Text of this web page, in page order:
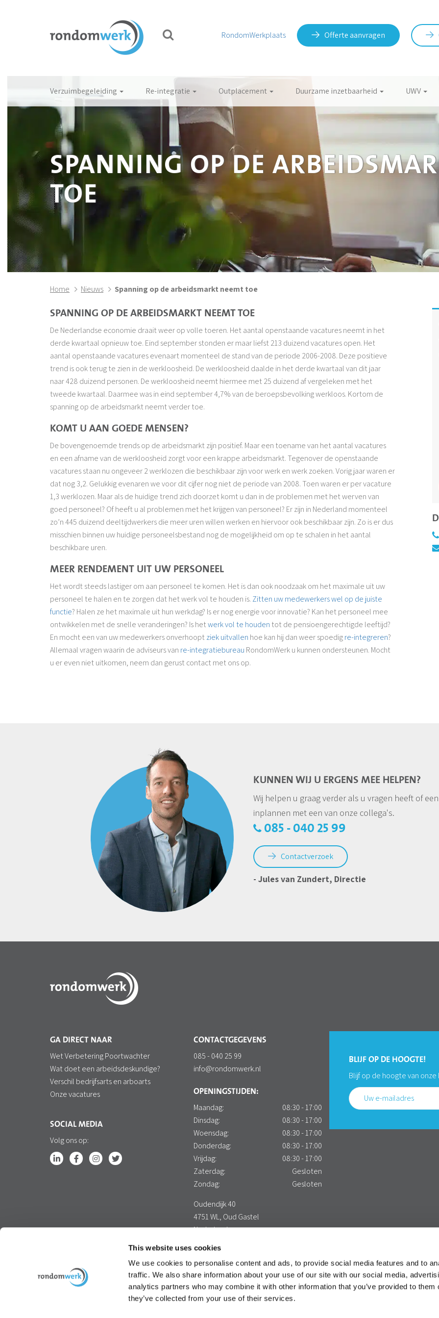
This website uses cookies
We use cookies to personalise content and ads, to provide social media features and to
traffic. We also share information about your use of our site with our social media,
analytics partners who may combine it with other information that you’ve provided to them
they’ve collected from your use of their services.
RondomWerkplaats Offerte aanvragen
Verzuimbegeleiding Re-integratie Outplacement Duurzame inzetbaarheid UWV
SPANNING OP DE
TOE
Home Nieuws Spanning op de arbeidsmarkt neemt toe
SPANNING OP DE ARBEIDSMARKT NEEMT TOE
De Nederlandse economie draait weer op volle toeren. Het aantal openstaande vacatures neemt in het
derde kwartaal opnieuw toe. Eind september stonden er maar liefst 213 duizend vacatures open. Het
aantal openstaande vacatures evenaart momenteel de stand van de periode 2006-2008. Deze positieve
trend is ook terug te zien in de werkloosheid. De werkloosheid daalde in het derde kwartaal van dit jaar
naar 428 duizend personen. De werkloosheid neemt hiermee met 25 duizend af vergeleken met het
tweede kwartaal. Daarmee was in eind september 4,7% van de beroepsbevolking werkloos. Kortom de
spanning op de arbeidsmarkt neemt verder toe.
KOMT U AAN GOEDE MENSEN?
De bovengenoemde trends op de arbeidsmarkt zijn positief. Maar een toename van het aantal vacatures
en een afname van de werkloosheid zorgt voor een krappe arbeidsmarkt. Tegenover de openstaande
vacatures staan nu ongeveer 2 werklozen die beschikbaar zijn voor werk en werk zoeken. Vorig jaar waren er
dat nog 3,2. Gelukkig evenaren we voor dit cijfer nog niet de periode van 2008. Toen waren er per vacature
1,3 werklozen. Maar als de huidige trend zich doorzet komt u dan in de problemen met het werven van
goed personeel? Of heeft u al problemen met het krijgen van personeel? Er zijn in Nederland momenteel
zo’n 445 duizend deeltijdwerkers die meer uren willen werken en hiervoor ook beschikbaar zijn. Zo is er dus
misschien binnen uw huidige personeelsbestand nog de mogelijkheid om op te schalen in het aantal
beschikbare uren.
MEER RENDEMENT UIT UW PERSONEEL
Het wordt steeds lastiger om aan personeel te komen. Het is dan ook noodzaak om het maximale uit uw
personeel te halen en te zorgen dat het werk vol te houden is. Zitten uw medewerkers wel op de juiste
functie? Halen ze het maximale uit hun werkdag? Is er nog energie voor innovatie? Kan het personeel mee
ontwikkelen met de snelle veranderingen? Is hetwerk vol te houden tot de pensioengerechtigde leeftijd?
En mocht een van uw medewerkers onverhooptziek uitvallen hoe kan hij dan weer spoedigre-integreren?
Allemaal vragen waarin de adviseurs van re-integratiebureau RondomWerk u kunnen ondersteunen. Mocht
u er even niet uitkomen, neem dan gerust contact met ons op.
KUNNEN WIJ U ERGENS MEE HELPEN?
Wij helpen u graag verder als u vragen heeft of
inplannen met een van onze collega's.
085 - 040 25 99
Contactverzoek
- Jules van Zundert, Directie
GA DIRECT NAAR
Wet Verbetering Poortwachter
Wat doet een arbeidsdeskundige?
Verschil bedrijfsarts en arboarts
Onze vacatures
SOCIAL MEDIA
Volg ons op:
CONTACTGEGEVENS
085 - 040 25 99
info@rondomwerk.nl
OPENINGSTIJDEN:
Maandag:
08:30 - 17:00
Dinsdag:
08:30 - 17:00
Woensdag:
08:30 - 17:00
Donderdag:
08:30 - 17:00
Vrijdag:
08:30 - 17:00
Zaterdag:
Gesloten
Zondag:
Gesloten
Oudendijk 40
4751 WL, Oud Gastel
Nederland
Google maps route
BLIJF OP DE HOOGTE!
Blijf op de hoogte van